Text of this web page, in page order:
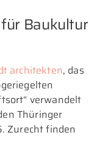
Baukultur
architekten, das
verwandelt
Thüringer
Zurecht finden